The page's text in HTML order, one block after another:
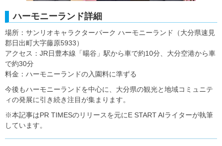
ハーモニーランド詳細
場所：サンリオキャラクターパーク ハーモニーランド（大分県速見
郡日出町大字藤原5933）
アクセス：JR日豊本線「暘谷」駅から車で約10分、大分空港から車
で約30分
料金：ハーモニーランドの入園料に準ずる
今後もハーモニーランドを中心に、大分県の観光と地域コミュニテ
ィの発展に引き続き注目が集まります。
※本記事はPR TIMESのリリースを元にE START AIライターが執筆
しています。